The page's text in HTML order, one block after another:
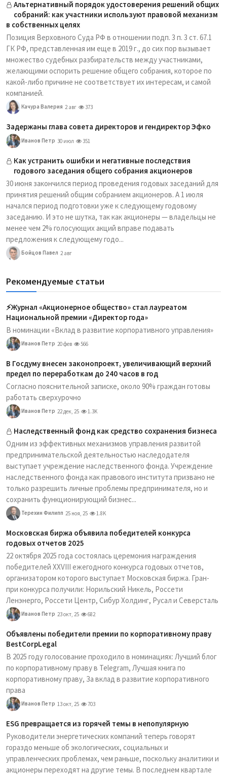
Альтернативный порядок удостоверения решений общих
собраний: как участники используют правовой механизм
в собственных целях
Позиция Верховного Суда РФ в отношении подп. 3 п. 3 ст. 67.1
ГК РФ, представленная им еще в 2019 г., до сих пор вызывает
множество судебных разбирательств между участниками,
желающими оспорить решение общего собрания, которое по
какой-либо причине не соответствует их интересам, и самой
компанией.
Качура Валерия 2 авг 373
Задержаны глава совета директоров и гендиректор Эфко
Иванов Петр 30 июл 351
Как устранить ошибки и негативные последствия
годового заседания общего собрания акционеров
30 июня закончился период проведения годовых заседаний для
принятия решений общим собранием акционеров. А 1 июля
начался период подготовки уже к следующему годовому
заседанию. И это не шутка, так как акционеры — владельцы не
менее чем 2% голосующих акций вправе подавать
предложения к следующему годо...
Бойцов Павел 2 авг
Рекомендуемые статьи
⚡️Журнал «Акционерное общество» стал лауреатом
Национальной премии «Директор года»
В номинации «Вклад в развитие корпоративного управления»
Иванов Петр 20 фев 566
В Госдуму внесен законопроект, увеличивающий верхний
предел по переработкам до 240 часов в год
Согласно пояснительной записке, около 90% граждан готовы
работать сверхурочно
Иванов Петр 22 дек, 25 1.3K
Наследственный фонд как средство сохранения бизнеса
Одним из эффективных механизмов управления развитой
предпринимательской деятельностью наследодателя
выступает учреждение наследственного фонда. Учреждение
наследственного фонда как правового института призвано не
только разрешить личные проблемы предпринимателя, но и
сохранить функционирующий бизнес...
Терехин Филипп 25 ноя, 25 1.8K
Московская биржа объявила победителей конкурса
годовых отчетов 2025
22 октября 2025 года состоялась церемония награждения
победителей XXVIII ежегодного конкурса годовых отчетов,
организатором которого выступает Московская биржа. Гран-
при конкурса получили: Норильский Никель, Россети
Ленэнерго, Россети Центр, Сибур Холдинг, Русал и Северсталь
Иванов Петр 23 окт, 25 682
Объявлены победители премии по корпоративному праву
BestCorpLegal
В 2025 году голосование проходило в номинациях: Лучший блог
по корпоративному праву в Telegram, Лучшая книга по
корпоративному праву, За вклад в развитие корпоративного
права
Иванов Петр 13 окт, 25 703
ESG превращается из горячей темы в непопулярную
Руководители энергетических компаний теперь говорят
гораздо меньше об экологических, социальных и
управленческих проблемах, чем раньше, поскольку аналитики и
акционеры переходят на другие темы. В последнем квартале